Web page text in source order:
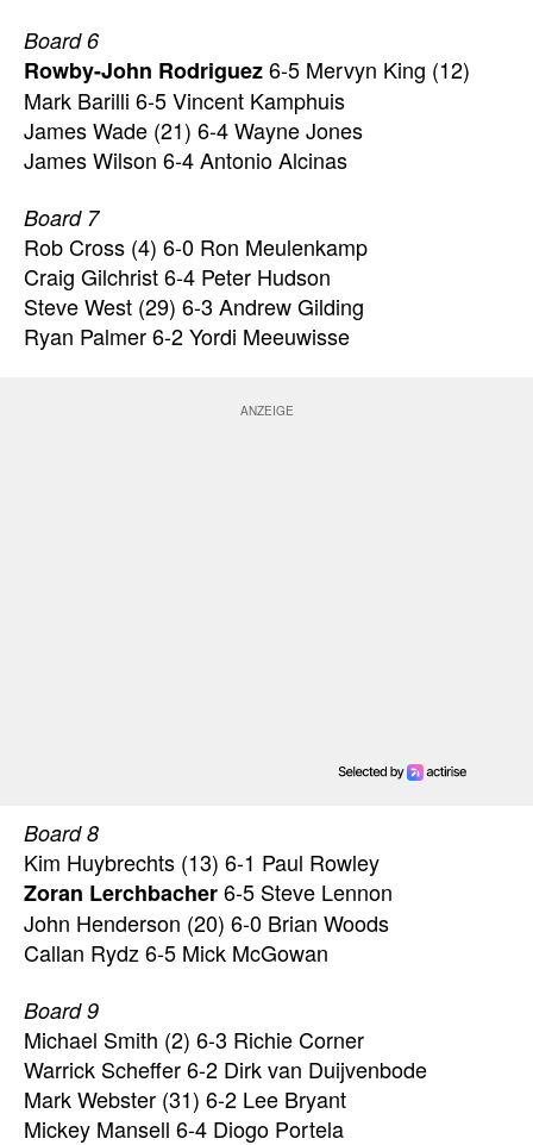
Board 6
Rowby-John Rodriguez6-5 Mervyn King (12)
Mark Barilli 6-5 Vincent Kamphuis
James Wade (21) 6-4 Wayne Jones
James Wilson 6-4 Antonio Alcinas
Board 7
Rob Cross (4) 6-0 Ron Meulenkamp
Craig Gilchrist 6-4 Peter Hudson
Steve West (29) 6-3 Andrew Gilding
Ryan Palmer 6-2 Yordi Meeuwisse
Board 8
Kim Huybrechts (13) 6-1 Paul Rowley
Zoran Lerchbacher6-5 Steve Lennon
John Henderson (20) 6-0 Brian Woods
Callan Rydz 6-5 Mick McGowan
Board 9
Michael Smith (2) 6-3 Richie Corner
Warrick Scheffer 6-2 Dirk van Duijvenbode
Mark Webster (31) 6-2 Lee Bryant
Mickey Mansell 6-4 Diogo Portela